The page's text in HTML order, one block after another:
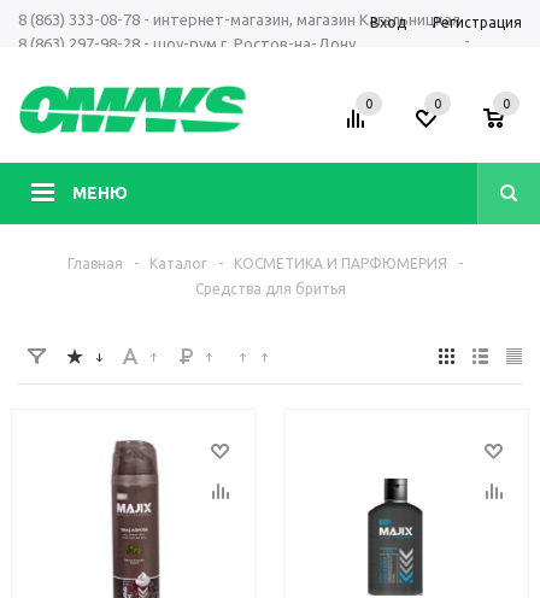
8 (863) 333-08-78 - интернет-магазин, магазин Кагальницкая
8 (863) 297-98-28 - шоу-рум г. Ростов-на-Дону
-
Вход Регистрация
МЕНЮ
0 0 0
Главная - Каталог - КОСМЕТИКА И ПАРФЮМЕРИЯ
-
Средства для бритья